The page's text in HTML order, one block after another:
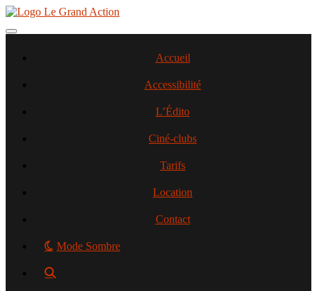
Aller
contenu
Toggle navigation
Accueil
Accessibilité
L’Édito
Ciné-clubs
Tarifs
Location
Contact
Mode Sombre